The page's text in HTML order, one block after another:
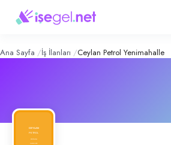
Petrol
Konum:
Ceylan Petrol Yenimahalle, Ankara
Ana Sayfa İş İlanları Ceylan Petrol Yenimahalle